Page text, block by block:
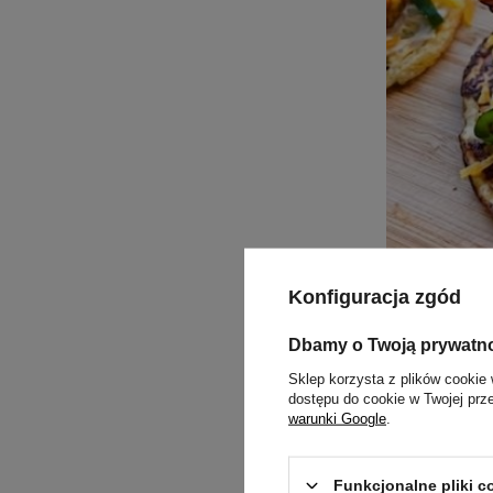
Bardzo
na zimno
jak
Czytaj
Konfiguracja zgód
Dbamy o Twoją
Sklep korzysta z plików cookie
dostępu do cookie w Twojej
warunki Google
Funkcjonalne pliki